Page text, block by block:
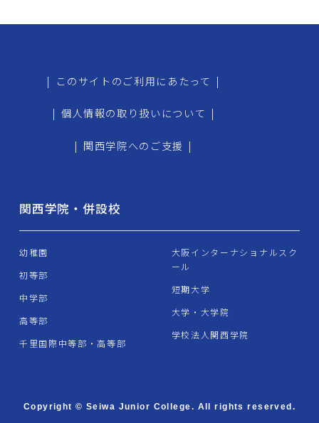
| このサイトのご利用にあたって |
| 個人情報の取り扱いについて |
| 関西学院へのご支援 |
関西学院・併設校
幼稚園
初等部
中学部
高等部
千里国際中等部・高等部
大阪インターナショナルスク
ール
短期大学
大学・大学院
学校法人関西学院
Copyright © Seiwa Junior College. All rights reserved.